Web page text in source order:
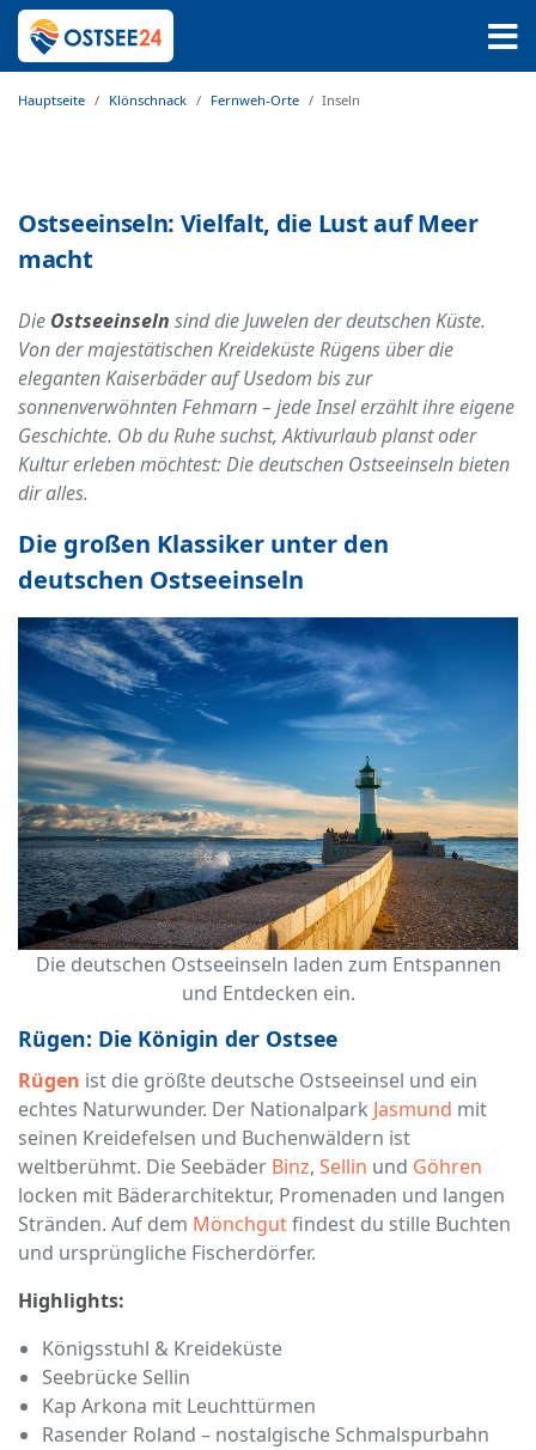
Hauptseite Klönschnack Fernweh-Orte Inseln
Ostseeinseln: Vielfalt, die Lust auf Meer
macht
Die Ostseeinseln sind die Juwelen der deutschen Küste.
Von der majestätischen Kreideküste Rügens über die
eleganten Kaiserbäder auf Usedom bis zur
sonnenverwöhnten Fehmarn – jede Insel erzählt ihre eigene
Geschichte. Ob du Ruhe suchst, Aktivurlaub planst oder
Kultur erleben möchtest: Die deutschen Ostseeinseln bieten
dir alles.
Die großen Klassiker unter den
deutschen Ostseeinseln
Die deutschen Ostseeinseln laden zum Entspannen
und Entdecken ein.
Rügen: Die Königin der Ostsee
Rügen ist die größte deutsche Ostseeinsel und ein
echtes Naturwunder. Der Nationalpark Jasmund mit
seinen Kreidefelsen und Buchenwäldern ist
weltberühmt. Die Seebäder Binz, Sellin und Göhren
locken mit Bäderarchitektur, Promenaden und langen
Stränden. Auf dem Mönchgutfindest du stille Buchten
und ursprüngliche Fischerdörfer.
Highlights:
Königsstuhl & Kreideküste
Seebrücke Sellin
Kap Arkona mit Leuchttürmen
Rasender Roland – nostalgische Schmalspurbahn